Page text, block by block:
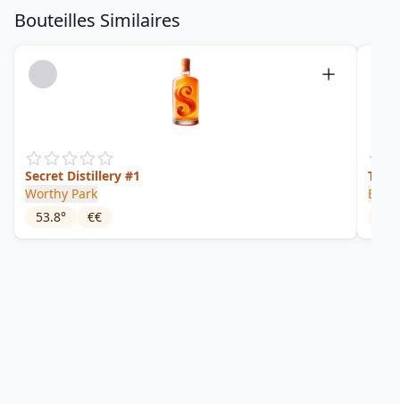
Bouteilles Similaires
Secret Distillery #1
Worthy Park
53.8° €€
Tale